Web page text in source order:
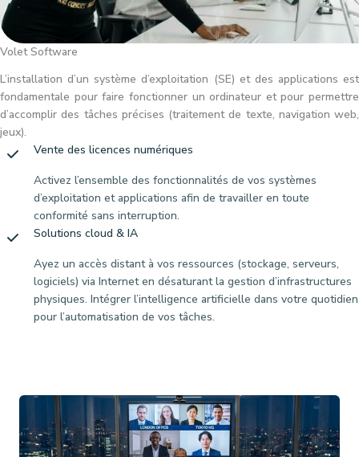
Volet Software
L’installation d’un système d’exploitation (SE) et des applications est
fondamentale pour faire fonctionner un ordinateur et pour permettre
d’accomplir des tâches précises (traitement de texte, navigation web,
jeux).
Vente des licences numériques
Activez l’ensemble des fonctionnalités de vos systèmes
d’exploitation et applications afin de travailler en toute
conformité sans interruption.
Solutions cloud & IA
Ayez un accès distant à vos ressources (stockage, serveurs,
logiciels) via Internet en désaturant la gestion d’infrastructures
physiques. Intégrer l’intelligence artificielle dans votre quotidien
pour l’automatisation de vos tâches.